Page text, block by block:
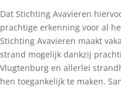
Dat Stichting Avavieren
prachtige erkenning voor al
Stichting Avavieren maakt
strand mogelijk dankzij
Vlugtenburg en allerlei
hen toegankelijk te maken.